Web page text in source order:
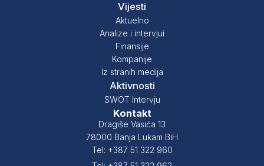
Vijesti
Aktuelno
Analize i intervjui
Finansije
Kompanije
Iz stranih medija
Aktivnosti
SWOT Intervju
Kontakt
Dragiše Vasića 13
78000 Banja Lukam BiH
Tel: +387 51 322 960